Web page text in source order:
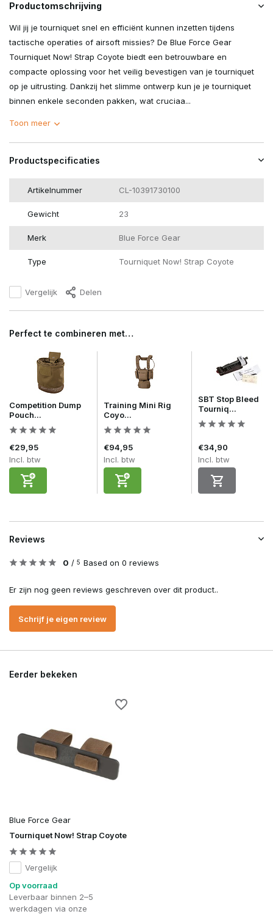
Productomschrijving
Wil jij je tourniquet snel en efficiënt kunnen inzetten tijdens
tactische operaties of airsoft missies? De Blue Force Gear
Tourniquet Now! Strap Coyote biedt een betrouwbare en
compacte oplossing voor het veilig bevestigen van je tourniquet
op je uitrusting. Dankzij het slimme ontwerp kun je je tourniquet
binnen enkele seconden pakken, wat cruciaa...
Toon meer
Productspecificaties
Artikelnummer CL-10391730100
Gewicht 23
Merk Blue Force Gear
Type Tourniquet Now! Strap Coyote
Vergelijk Delen
Perfect te combineren met…
Competition Dump
Pouch...
€29,95
Incl. btw
Training Mini Rig
Coyo...
€94,95
Incl. btw
SBT Stop Bleed
Tourniq...
€34,90
Incl. btw
Reviews
0 / 5 Based on 0 reviews
Er zijn nog geen reviews geschreven over dit product..
Schrijf je eigen review
Eerder bekeken
Blue Force Gear
Tourniquet Now! Strap Coyote
Vergelijk
Op voorraad
Leverbaar binnen 2–5
werkdagen via onze